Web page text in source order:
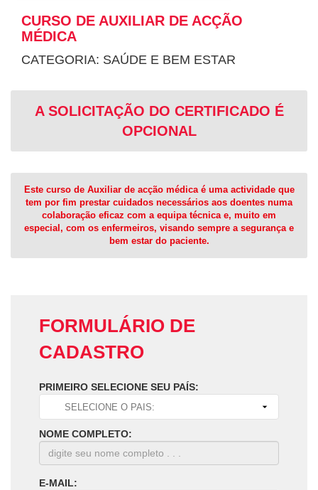
CURSO DE AUXILIAR DE ACÇÃO
MÉDICA
CATEGORIA: SAÚDE E BEM ESTAR
A SOLICITAÇÃO DO CERTIFICADO É
OPCIONAL
Este curso de Auxiliar de acção médica é uma actividade que
tem por fim prestar cuidados necessários aos doentes numa
colaboração eficaz com a equipa técnica e, muito em
especial, com os enfermeiros, visando sempre a segurança e
bem estar do paciente.
FORMULÁRIO DE
CADASTRO
PRIMEIRO SELECIONE SEU PAÍS:
NOME COMPLETO:
E-MAIL: